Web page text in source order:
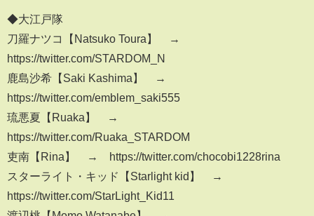
◆大江戸隊
刀羅ナツコ【Natsuko Toura】 →
https://twitter.com/STARDOM_N
鹿島沙希【Saki Kashima】 →
https://twitter.com/emblem_saki555
琉悪夏【Ruaka】 →
https://twitter.com/Ruaka_STARDOM
吏南【Rina】 → https://twitter.com/chocobi1228rina
スターライト・キッド【Starlight kid】 →
https://twitter.com/StarLight_Kid11